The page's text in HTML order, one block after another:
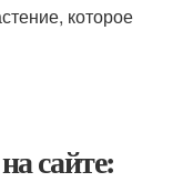
которое
сайте: